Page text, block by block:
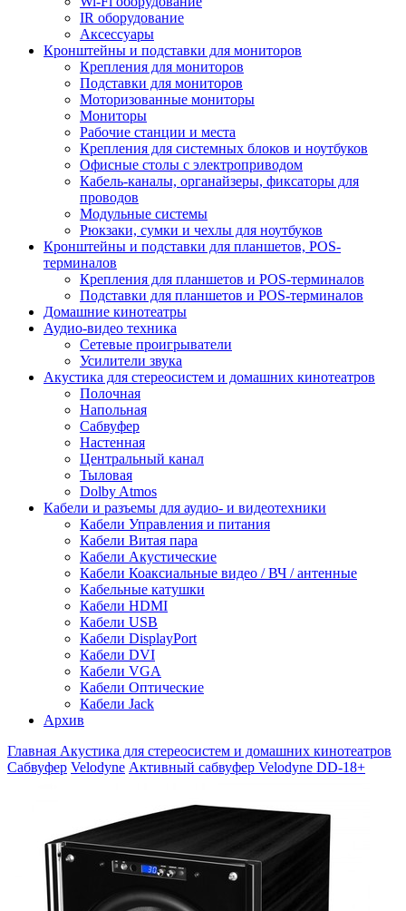
IR оборудование
Аксессуары
Кронштейны и подставки для мониторов
Крепления для мониторов
Подставки для мониторов
Моторизованные мониторы
Мониторы
Рабочие станции и места
Крепления для системных блоков и ноутбуков
Офисные столы с электроприводом
Кабель-каналы, органайзеры, фиксаторы для
проводов
Модульные системы
Рюкзаки, сумки и чехлы для ноутбуков
Кронштейны и подставки для планшетов, POS-
терминалов
Крепления для планшетов и POS-терминалов
Подставки для планшетов и POS-терминалов
Домашние кинотеатры
Аудио-видео техника
Сетевые проигрыватели
Усилители звука
Акустика для стереосистем и домашних кинотеатров
Полочная
Напольная
Сабвуфер
Настенная
Центральный канал
Тыловая
Dolby Atmos
Кабели и разъемы для аудио- и видеотехники
Кабели Управления и питания
Кабели Витая пара
Кабели Акустические
Кабели Коаксиальные видео / ВЧ / антенные
Кабельные катушки
Кабели HDMI
Кабели USB
Кабели DisplayPort
Кабели DVI
Кабели VGA
Кабели Оптические
Кабели Jack
Архив
Главная Акустика для стереосистем и домашних кинотеатров
Сабвуфер Velodyne Активный сабвуфер Velodyne DD-18+